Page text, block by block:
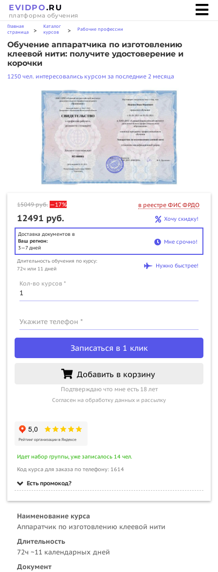
EVIDPO.RU
платформа обучения
Главная
страница
>
Каталог
курсов
> Рабочие профессии
Обучение аппаратчика по изготовлению
клеевой нити: получите удостоверение и
корочки
1250 чел. интересовались курсом за последние 2 месяца
15049руб. —17% в реестре ФИС ФРДО
12491 руб. Хочу скидку!
Доставка документов в
Ваш регион:
3—7 дней
Мне срочно!
Длительность обучения по курсу:
72ч или 11 дней
Нужно быстрее!
Кол-во курсов *
Укажите телефон *
Записаться в 1 клик
Добавить в корзину
Подтверждаю что мне есть 18 лет
Согласен на обработку данных и рассылку
Идет набор группы, уже записалось 14 чел.
Код курса для заказа по телефону: 1614
Есть промокод?
Наименование курса
Аппаратчик по изготовлению клеевой нити
Длительность
72ч ~11 календарных дней
Документ